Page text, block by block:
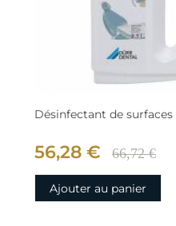
Désinfectant de
56,28 € 66,72 €
Ajouter au panier